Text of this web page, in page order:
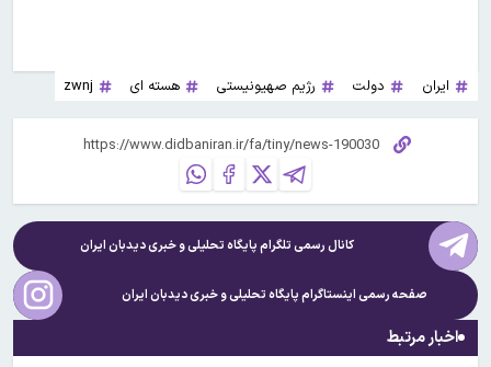
ایران دولت رژیم صهیونیستی هسته ای zwnj
کانال رسمی تلگرام پایگاه تحلیلی و خبریدیدبان ایران
صفحه رسمی اینستاگرام پایگاه تحلیلی و خبریدیدبان ایران
اخبار مرتبط